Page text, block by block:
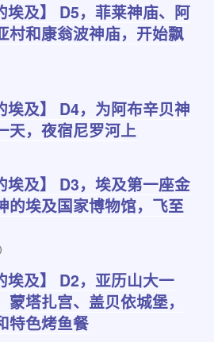
埃及】 D5，菲莱神庙、阿
村和康翁波神庙，开始飘
埃及】 D4，为阿布辛贝神
天，夜宿尼罗河上
埃及】 D3，埃及第一座金
的埃及国家博物馆，飞至
埃及】 D2，亚历山大一
蒙塔扎宫、盖贝依城堡，
特色烤鱼餐